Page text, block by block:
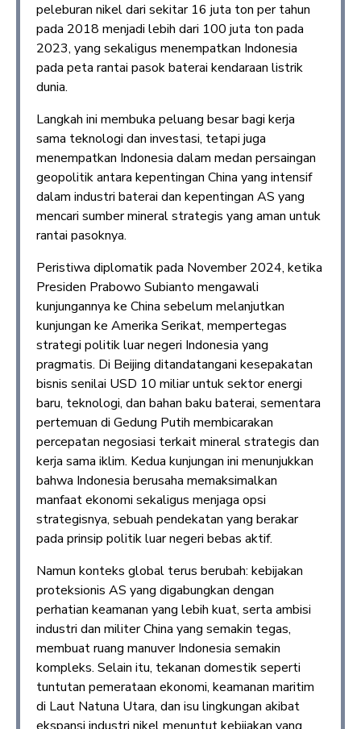
peleburan nikel dari sekitar 16 juta ton per tahun
pada 2018 menjadi lebih dari 100 juta ton pada
2023, yang sekaligus menempatkan Indonesia
pada peta rantai pasok baterai kendaraan listrik
dunia.
Langkah ini membuka peluang besar bagi kerja
sama teknologi dan investasi, tetapi juga
menempatkan Indonesia dalam medan persaingan
geopolitik antara kepentingan China yang intensif
dalam industri baterai dan kepentingan AS yang
mencari sumber mineral strategis yang aman untuk
rantai pasoknya.
Peristiwa diplomatik pada November 2024, ketika
Presiden Prabowo Subianto mengawali
kunjungannya ke China sebelum melanjutkan
kunjungan ke Amerika Serikat, mempertegas
strategi politik luar negeri Indonesia yang
pragmatis. Di Beijing ditandatangani kesepakatan
bisnis senilai USD 10 miliar untuk sektor energi
baru, teknologi, dan bahan baku baterai, sementara
pertemuan di Gedung Putih membicarakan
percepatan negosiasi terkait mineral strategis dan
kerja sama iklim. Kedua kunjungan ini menunjukkan
bahwa Indonesia berusaha memaksimalkan
manfaat ekonomi sekaligus menjaga opsi
strategisnya, sebuah pendekatan yang berakar
pada prinsip politik luar negeri bebas aktif.
Namun konteks global terus berubah: kebijakan
proteksionis AS yang digabungkan dengan
perhatian keamanan yang lebih kuat, serta ambisi
industri dan militer China yang semakin tegas,
membuat ruang manuver Indonesia semakin
kompleks. Selain itu, tekanan domestik seperti
tuntutan pemerataan ekonomi, keamanan maritim
di Laut Natuna Utara, dan isu lingkungan akibat